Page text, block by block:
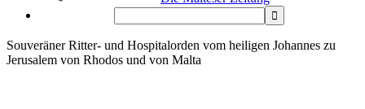
Souveräner Ritter- und Hospitalorden vom heiligen Johannes zu
Jerusalem von Rhodos und von Malta